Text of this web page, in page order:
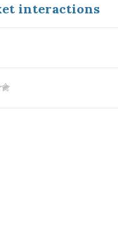
interactions